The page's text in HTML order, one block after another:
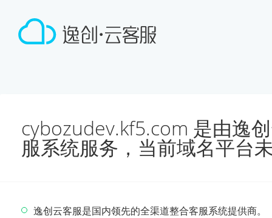
cybozudev.kf5.com 是由逸
服系统服务，当前域名平台
逸创云客服是国内领先的全渠道整合客服系统提供商。